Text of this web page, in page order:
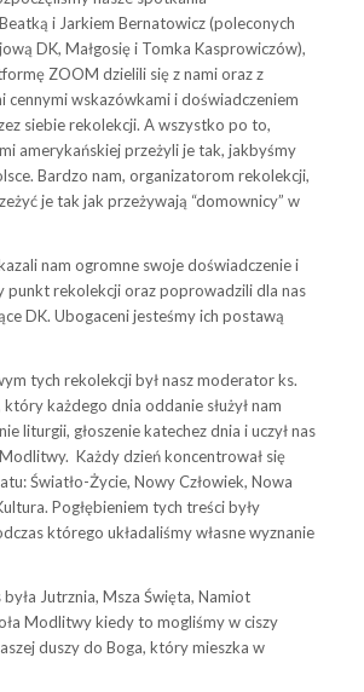
i Jarkiem Bernatowicz (poleconych
DK, Małgosię i Tomka Kasprowiczów),
ZOOM dzielili się z nami oraz z
cennymi wskazówkami i doświadczeniem
siebie rekolekcji. A wszystko po to,
amerykańskiej przeżyli je tak, jakbyśmy
Bardzo nam, organizatorom rekolekcji,
je tak jak przeżywają “domownicy” w
nam ogromne swoje doświadczenie i
punkt rekolekcji oraz poprowadzili dla nas
DK. Ubogaceni jesteśmy ich postawą
tych rekolekcji był nasz moderator ks.
każdego dnia oddanie służył nam
liturgii, głoszenie katechez dnia i uczył nas
Każdy dzień koncentrował się
Światło-Życie, Nowy Człowiek, Nowa
Pogłębieniem tych treści były
którego układaliśmy własne wyznanie
była Jutrznia, Msza Święta, Namiot
Modlitwy kiedy to mogliśmy w ciszy
duszy do Boga, który mieszka w